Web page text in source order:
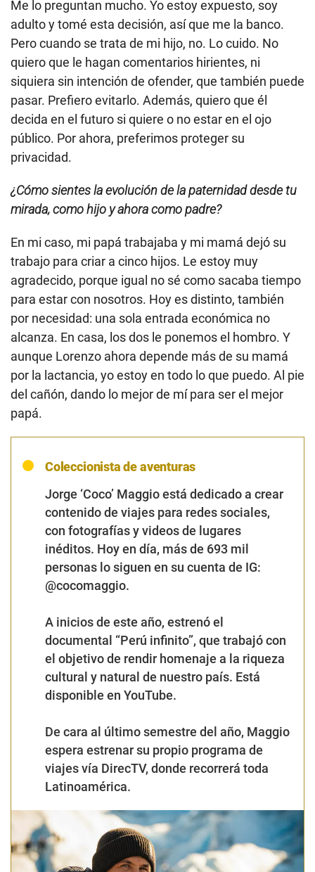
Me lo preguntan mucho. Yo estoy expuesto, soy
adulto y tomé esta decisión, así que me la banco.
Pero cuando se trata de mi hijo, no. Lo cuido. No
quiero que le hagan comentarios hirientes, ni
siquiera sin intención de ofender, que también puede
pasar. Prefiero evitarlo. Además, quiero que él
decida en el futuro si quiere o no estar en el ojo
público. Por ahora, preferimos proteger su
privacidad.
¿Cómo sientes la evolución de la paternidad desde tu
mirada, como hijo y ahora como padre?
En mi caso, mi papá trabajaba y mi mamá dejó su
trabajo para criar a cinco hijos. Le estoy muy
agradecido, porque igual no sé como sacaba tiempo
para estar con nosotros. Hoy es distinto, también
por necesidad: una sola entrada económica no
alcanza. En casa, los dos le ponemos el hombro. Y
aunque Lorenzo ahora depende más de su mamá
por la lactancia, yo estoy en todo lo que puedo. Al pie
del cañón, dando lo mejor de mí para ser el mejor
papá.
Coleccionista de aventuras
Jorge ‘Coco’ Maggio está dedicado a crear
contenido de viajes para redes sociales,
con fotografías y videos de lugares
inéditos. Hoy en día, más de 693 mil
personas lo siguen en su cuenta de IG:
@cocomaggio.
A inicios de este año, estrenó el
documental “Perú infinito”, que trabajó con
el objetivo de rendir homenaje a la riqueza
cultural y natural de nuestro país. Está
disponible en YouTube.
De cara al último semestre del año, Maggio
espera estrenar su propio programa de
viajes vía DirecTV, donde recorrerá toda
Latinoamérica.